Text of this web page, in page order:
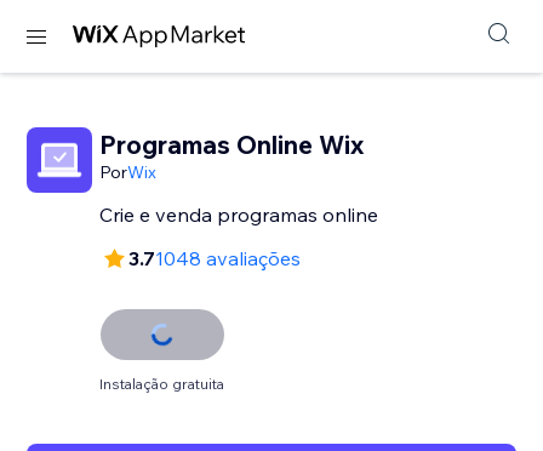
Programas Online Wix
PorWix
Crie e venda programas online
3.71048 avaliações
Instalação gratuita